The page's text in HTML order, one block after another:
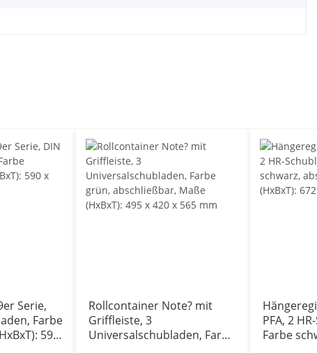
Serie,
Farbe
590
Rollcontainer Note? mit
Griffleiste, 3
Universalschubladen, Farbe
PFA, 2
Farbe